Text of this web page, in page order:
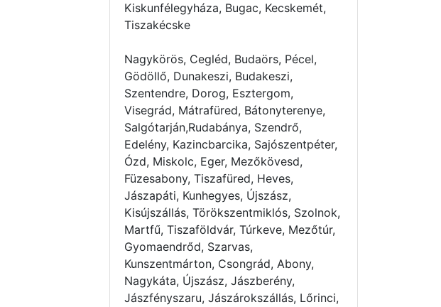
Kiskunfélegyháza, Bugac, Kecskemét,
Tiszakécske
Nagykörös, Cegléd, Budaörs, Pécel,
Gödöllő, Dunakeszi, Budakeszi,
Szentendre, Dorog, Esztergom,
Visegrád, Mátrafüred, Bátonyterenye,
Salgótarján,Rudabánya, Szendrő,
Edelény, Kazincbarcika, Sajószentpéter,
Ózd, Miskolc, Eger, Mezőkövesd,
Füzesabony, Tiszafüred, Heves,
Jászapáti, Kunhegyes, Újszász,
Kisújszállás, Törökszentmiklós, Szolnok,
Martfű, Tiszaföldvár, Túrkeve, Mezőtúr,
Gyomaendrőd, Szarvas,
Kunszentmárton, Csongrád, Abony,
Nagykáta, Újszász, Jászberény,
Jászfényszaru, Jászárokszállás, Lőrinci,